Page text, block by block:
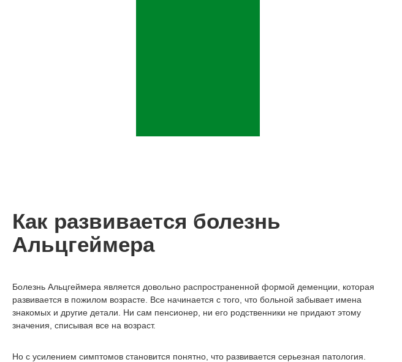
Как развивается болезнь
Альцгеймера
Болезнь Альцгеймера является довольно распространенной формой деменции, которая
развивается в пожилом возрасте. Все начинается с того, что больной забывает имена
знакомых и другие детали. Ни сам пенсионер, ни его родственники не придают этому
значения, списывая все на возраст.
Но с усилением симптомов становится понятно, что развивается серьезная патология.